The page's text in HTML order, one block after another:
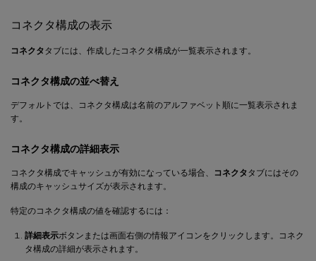
コネクタ構成の表示
コネクタタブには、作成したコネクタ構成が一覧表示されます。
コネクタ構成の並べ替え
デフォルトでは、コネクタ構成は名前のアルファベット順に一覧表示されま
す。
コネクタ構成の詳細表示
コネクタ構成でキャッシュが有効になっている場合、 コネクタタブにはその
構成のキャッシュサイズが表示されます。
特定のコネクタ構成の値を確認するには：
詳細表示ボタンまたは画面右側の情報アイコンをクリックします。コネク
タ構成の詳細が表示されます。